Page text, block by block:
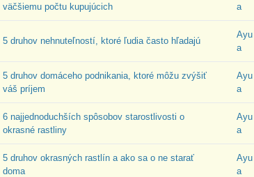
väčšiemu počtu kupujúcich
a
5 druhov nehnuteľností, ktoré ľudia často hľadajú
Ayu
a
5 druhov domáceho podnikania, ktoré môžu zvýšiť
váš príjem
Ayu
a
6 najjednoduchších spôsobov starostlivosti o
okrasné rastliny
Ayu
a
5 druhov okrasných rastlín a ako sa o ne starať
doma
Ayu
a